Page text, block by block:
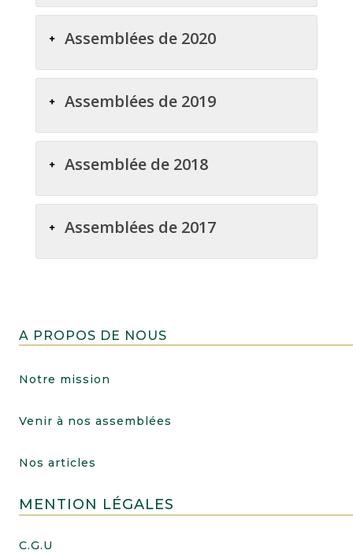
Assemblées de 2020
Assemblées de 2019
Assemblée de 2018
Assemblées de 2017
A PROPOS DE NOUS
Notre mission
Venir à nos assemblées
Nos articles
MENTION LÉGALES
C.G.U